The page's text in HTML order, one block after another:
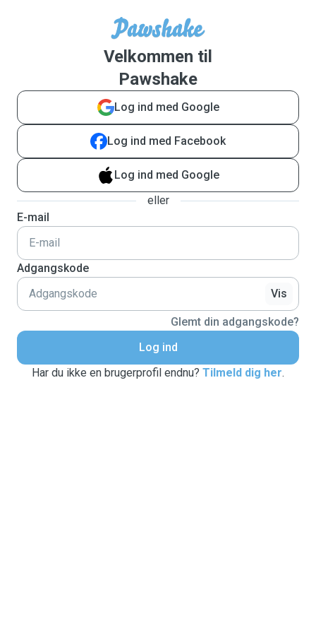
Velkommen til
Pawshake
Log ind med Google
Log ind med Facebook
Log ind med Google
eller
E-mail
Adgangskode
Vis
Glemt din adgangskode?
Log ind
Har du ikke en brugerprofil endnu? Tilmeld dig her.